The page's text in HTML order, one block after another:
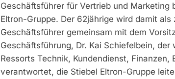
Geschäftsführer für Vertrieb und Marketing
Eltron-Gruppe. Der 62jährige wird damit als
Geschäftsführer gemeinsam mit dem
Geschäftsführung, Dr. Kai Schiefelbein, der
Ressorts Technik, Kundendienst, Finanzen,
verantwortet, die Stiebel Eltron-Gruppe